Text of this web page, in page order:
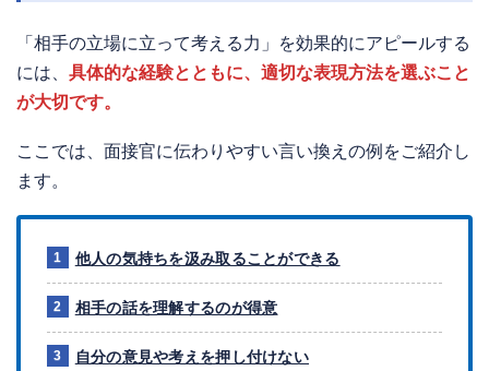
「相手の立場に立って考える力」を効果的にアピールする
には、 具体的な経験とともに、適切な表現方法を選ぶこと
が大切です。
ここでは、面接官に伝わりやすい言い換えの例をご紹介し
ます。
他人の気持ちを汲み取ることができる
相手の話を理解するのが得意
自分の意見や考えを押し付けない